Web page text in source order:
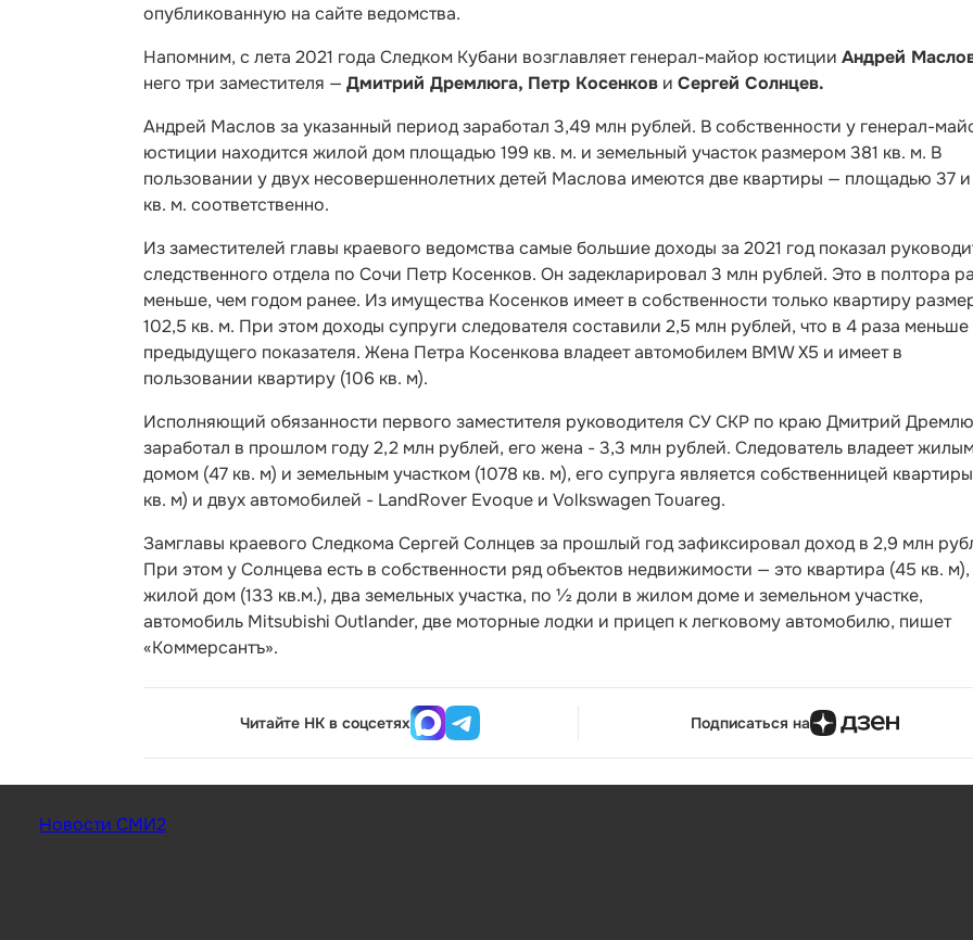
опубликованную на сайте ведомства.
Напомним, с лета 2021 года Следком Кубани возглавляет генерал-майор юстиции Андрей
него три заместителя — Дмитрий Дремлюга, Петр Косенков и Сергей Солнцев.
Андрей Маслов за указанный период заработал 3,49 млн рублей. В собственности у генерал-
юстиции находится жилой дом площадью 199 кв. м. и земельный участок размером 381 кв. м. В
пользовании у двух несовершеннолетних детей Маслова имеются две квартиры — площадью 37
кв. м. соответственно.
Из заместителей главы краевого ведомства самые большие доходы за 2021 год показал
следственного отдела по Сочи Петр Косенков. Он задекларировал 3 млн рублей. Это в полтора
меньше, чем годом ранее. Из имущества Косенков имеет в собственности только квартиру
102,5 кв. м. При этом доходы супруги следователя составили 2,5 млн рублей, что в 4 раза меньше
предыдущего показателя. Жена Петра Косенкова владеет автомобилем BMW X5 и имеет в
пользовании квартиру (106 кв. м).
Исполняющий обязанности первого заместителя руководителя СУ СКР по краю Дмитрий
заработал в прошлом году 2,2 млн рублей, его жена - 3,3 млн рублей. Следователь владеет
домом (47 кв. м) и земельным участком (1078 кв. м), его супруга является собственницей
кв. м) и двух автомобилей - LandRover Evoque и Volkswagen Touareg.
Замглавы краевого Следкома Сергей Солнцев за прошлый год зафиксировал доход в 2,9 млн
При этом у Солнцева есть в собственности ряд объектов недвижимости — это квартира (45 кв. м),
жилой дом (133 кв.м.), два земельных участка, по ½ доли в жилом доме и земельном участке,
автомобиль Mitsubishi Outlander, две моторные лодки и прицеп к легковому автомобилю, пишет
«Коммерсантъ».
Читайте НК в соцсетях Подписаться на
Новости СМИ2